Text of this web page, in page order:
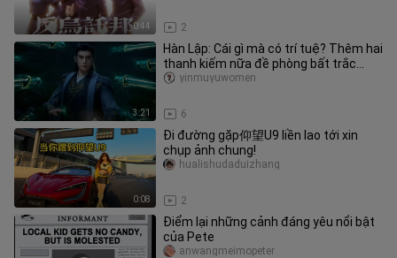
0:44 2
3:21
Hàn Lập: Cái gì mà có trí tuệ? Thêm hai
thanh kiếm nữa đề phòng bất trắc...
6
yinmuyuwomen
0:08
Đi đường gặp仰望U9 liền lao tới xin
chụp ảnh chung!
2
hualishudaduizhang
Điểm lại những cảnh đáng yêu nổi bật
của Pete
anwangmeimopeter